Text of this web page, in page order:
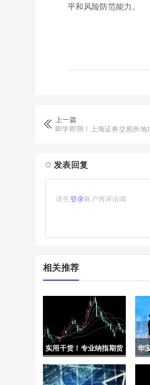
平和风险防范能力。
上一篇
即学即用！上海证券交易所
发表回复
请先登录账户再评论哦
相关推荐
实用干货！专业纳指期货
怎么开户（帮助投资者顺
华
原